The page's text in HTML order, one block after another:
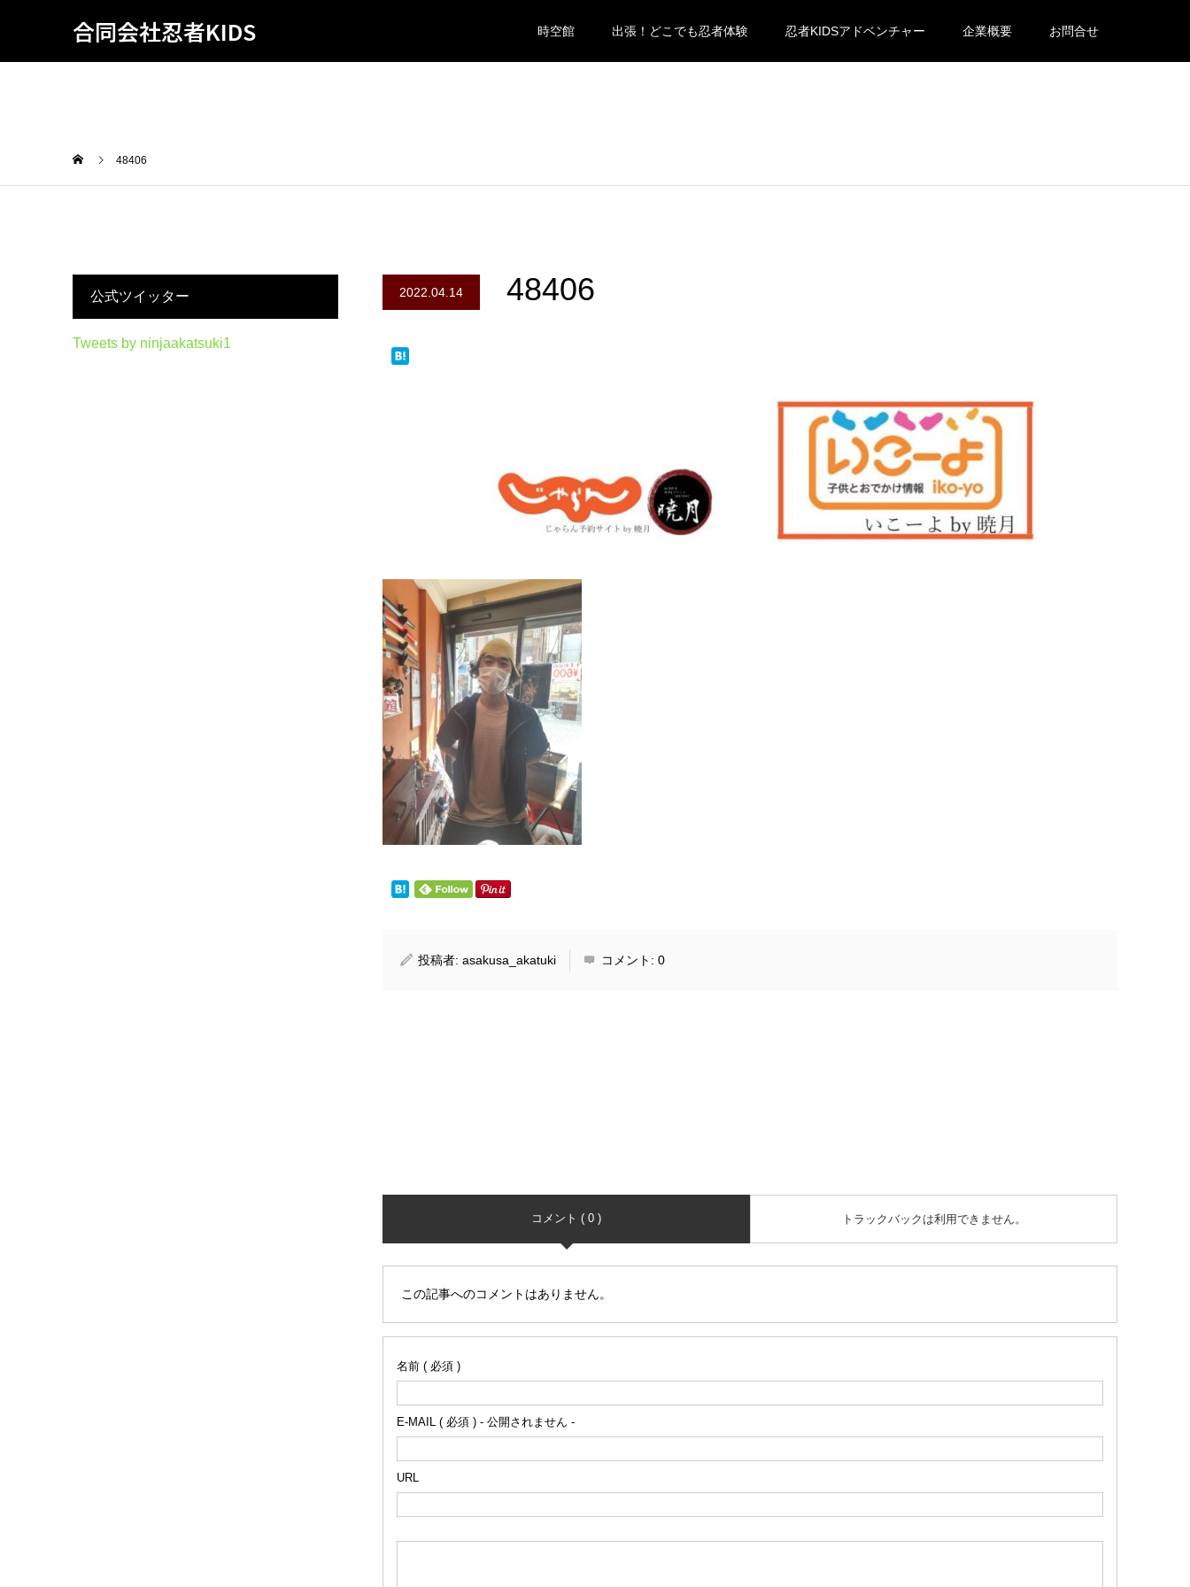
合同会社忍者KIDS 時空館 出張！どこでも忍者体験 忍者KIDSアドベンチャー 企業概要 お問合せ
48406
2022.04.14 48406
投稿者:asakusa_akatuki コメント:0
コメント ( 0 ) トラックバックは利用できません。
この記事へのコメントはありません。
名前 ( 必須 )
E-MAIL ( 必須 ) - 公開されません -
URL
公式ツイッター
Tweets by ninjaakatsuki1